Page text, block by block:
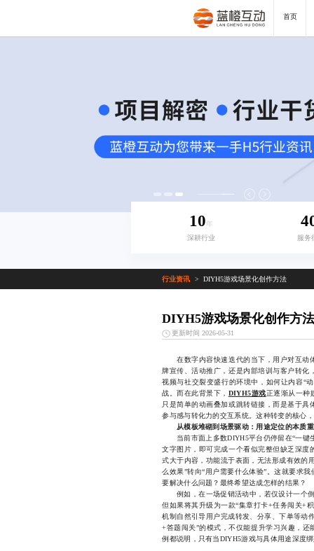
首页
10年
深耕行业
服务
行业资讯 > DIYH5游戏场景化创作方法
DIYH5游戏场景化创作方
更新时间 2026-05-31
在数字内容快速迭代的当下，用户对互动
牌宣传、活动推广，还是内部培训与客户转
视频与社交裂变盛行的环境中，如何让内容“
战。而在此背景下， DIYH5游戏正逐渐从一种
只是简单的动画叠加或跳转链接，而是基于
参与感与转化力的交互系统。这种转变的核心
从模板堆砌到场景驱动：用途定位的本质
当前市面上多数DIYH5平台仍停留在“一键
文字图片，即可完成一个看似完整但缺乏深
式大于内容，功能流于表面，无法形成有效的
么效果”转向“用户需要什么体验”。这就要求
要解决什么问题？最终希望达成怎样的结果？
例如，在一场促销活动中，若仅设计一个倒
但如果将其升级为一款“集章打卡+任务闯关+
机制自然引导用户完成转发、分享、下单等动
+答题闯关”的模式，不仅能提升学习兴趣，
例都说明，只有当DIYH5游戏与具体用途深度